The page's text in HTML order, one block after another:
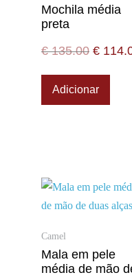
Mochila média
preta
€135.00 €
Adicionar
Camel
Mala em pele
média de mão